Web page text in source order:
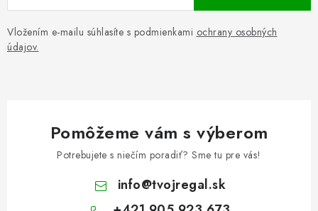
Vložením e-mailu súhlasíte s podmienkami ochrany osobných
údajov.
Pomôžeme vám s výberom
Potrebujete s niečím poradiť? Sme tu pre vás!
info@tvojregal.sk